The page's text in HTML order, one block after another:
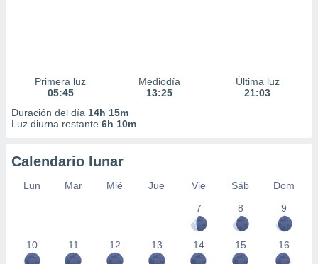
Primera luz
05:45
Mediodía
13:25
Última luz
21:03
Duración del día 14h 15m
Luz diurna restante 6h 10m
Calendario lunar
Lun Mar Mié Jue Vie Sáb
Dom
7
8 9
10 11 12 13 14 15 16